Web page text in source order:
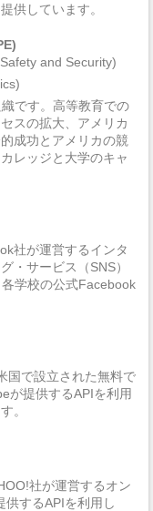
供しています。
and Security)
です。高等教育での
スの拡大、アメリカ
成功とアメリカの競
レッジと大学のキャ
社が運営するインタ
・サービス（SNS）
学校の公式Facebook
国で設立された無料で
が提供するAPIを利用
。
社が運営するオン
供するAPIを利用し